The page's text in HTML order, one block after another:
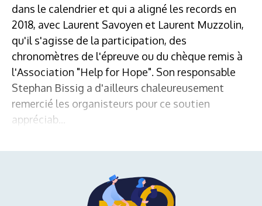
dans le calendrier et qui a aligné les records en
2018, avec Laurent Savoyen et Laurent Muzzolin,
qu'il s'agisse de la participation, des
chronomètres de l'épreuve ou du chèque remis à
l'Association "Help for Hope". Son responsable
Stephan Bissig a d'ailleurs chaleureusement
remercié les organisteurs pour ce soutien
appréciab...